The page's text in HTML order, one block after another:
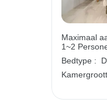
Maximaal
1~2
Bedtype :